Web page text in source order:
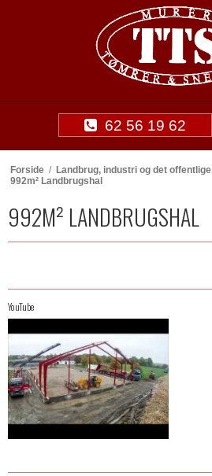
62 56 19 62
Forside / Landbrug, industri og det offentlige
992m² Landbrugshal
992M² LANDBRUGSHAL
YouTube